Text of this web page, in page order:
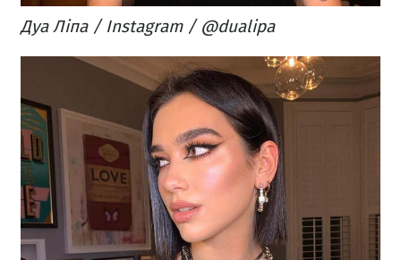
Дуа Ліпа / Instagram / @dualipa